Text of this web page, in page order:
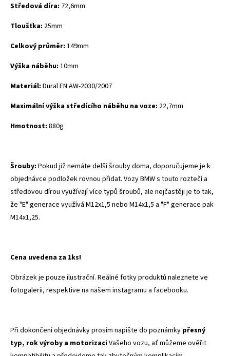
Středová díra: 72,6mm
Tloušťka: 25mm
Celkový průměr: 149mm
Výška náběhu: 10mm
Materiál: DuralEN AW-2030/2007
Maximální výška středícího náběhu na voze: 22,7mm
Hmotnost: 880g
Šrouby: Pokud již nemáte delší šrouby doma, doporučujeme je k
objednávce podložek rovnou přidat. Vozy BMW s touto roztečí a
středovou dírou využívají více typů šroubů, ale nejčastěji je to tak,
že "E" generace využívá M12x1,5 nebo M14x1,5 a "F" generace pak
M14x1,25.
Cena uvedena za 1ks!
Obrázek je pouze ilustrační. Reálné fotky produktů naleznete ve
fotogalerii, respektive na našem instagramu a facebooku.
Při dokončení objednávky prosím napište do poznámky přesný
typ, rok výroby a motorizaciVašeho vozu, ať můžeme ověřit